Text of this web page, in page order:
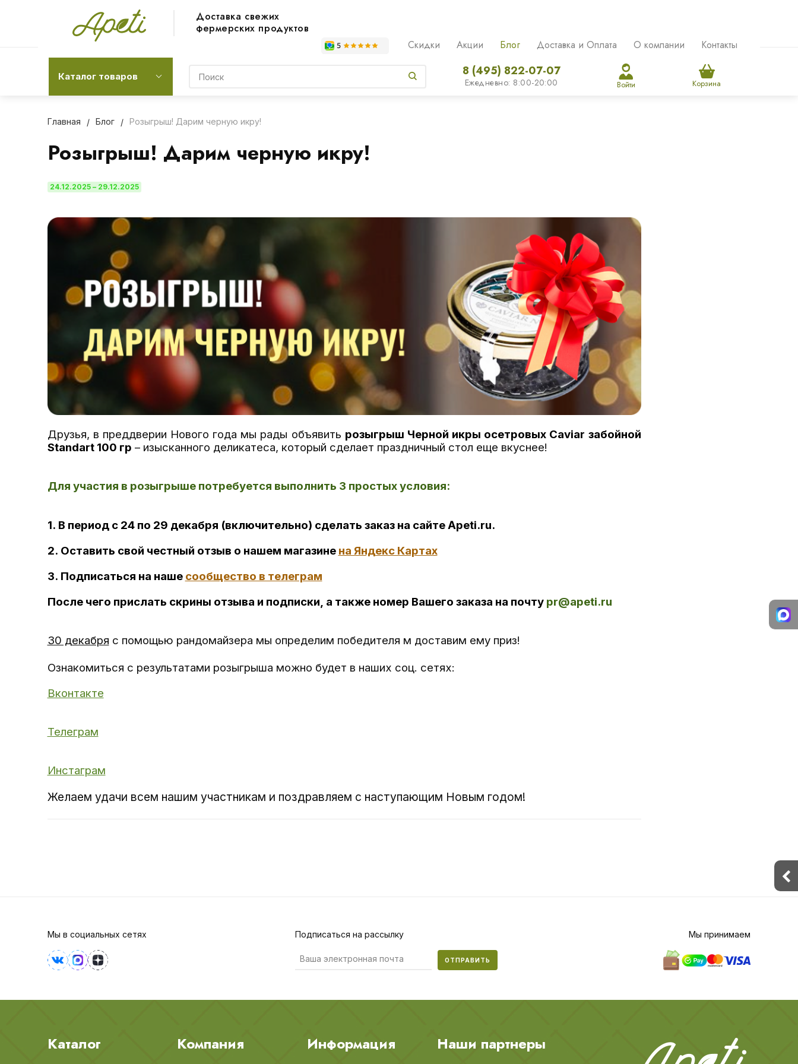
Доставка свежих
фермерских продуктов
Скидки Акции Блог Доставка и Оплата О компании Контакты
Каталог товаров 8 (495) 822-07-07
Ежедневно: 8:00-20:00 Войти Корзина
Главная Блог Розыгрыш! Дарим черную икру!
Розыгрыш! Дарим черную икру!
24.12.2025 – 29.12.2025
Друзья, в преддверии Нового года мы рады объявить розыгрыш Черной икры осетровых Caviar забойной
Standart 100 гр – изысканного деликатеса, который сделает праздничный стол еще вкуснее!
Для участия в розыгрыше потребуется выполнить 3 простых условия:
1. В период с 24 по 29 декабря (включительно) сделать заказ на сайте Apeti.ru.
2. Оставить свой честный отзыв о нашем магазине на Яндекс Картах
3. Подписаться на наше сообщество в телеграм
После чего прислать скрины отзыва и подписки, а также номер Вашего заказа на почту pr@apeti.ru
30 декабря с помощью рандомайзера мы определим победителя м доставим ему приз!
Ознакомиться с результатами розыгрыша можно будет в наших соц. сетях:
Вконтакте
Телеграм
Инстаграм
Желаем удачи всем нашим участникам и поздравляем с наступающим Новым годом!
Мы в социальных сетях Подписаться на рассылку
ОТПРАВИТЬ
Мы принимаем
Каталог Компания Информация Наши партнеры